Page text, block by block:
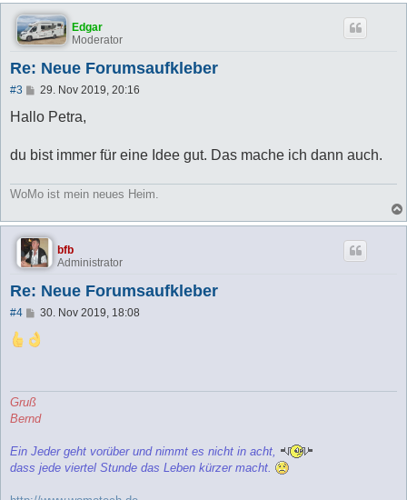
Edgar
Moderator
Re: Neue Forumsaufkleber
#3
B
i
a
29. Nov 2019, 20:16
Hallo Petra,
du bist immer für eine Idee gut. Das mache ich dann auch.
WoMo ist mein neues Heim.
bfb
Administrator
Re: Neue Forumsaufkleber
#4
B
i
t
30. Nov 2019, 18:08
Gruß
Bernd
Ein Jeder geht vorüber und nimmt es nicht in acht,
dass jede viertel Stunde das Leben kürzer macht.